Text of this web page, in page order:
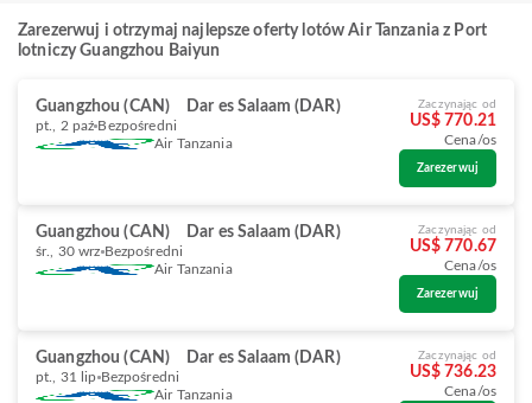
Zarezerwuj i otrzymaj najlepsze oferty lotów Air Tanzania z Port
lotniczy Guangzhou Baiyun
Guangzhou (CAN) Dar es Salaam (DAR)
pt., 2 paź Bezpośredni
Air Tanzania
Zaczynając od
US$ 770.21
Cena/os
Zarezerwuj
Guangzhou (CAN) Dar es Salaam (DAR)
śr., 30 wrz Bezpośredni
Air Tanzania
Zaczynając od
US$ 770.67
Cena/os
Zarezerwuj
Guangzhou (CAN) Dar es Salaam (DAR)
pt., 31 lip Bezpośredni
Air Tanzania
Zaczynając od
US$ 736.23
Cena/os